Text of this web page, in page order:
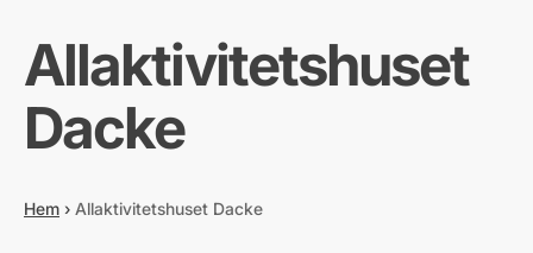
Allaktivitetshuset
Dacke
Hem › Allaktivitetshuset Dacke